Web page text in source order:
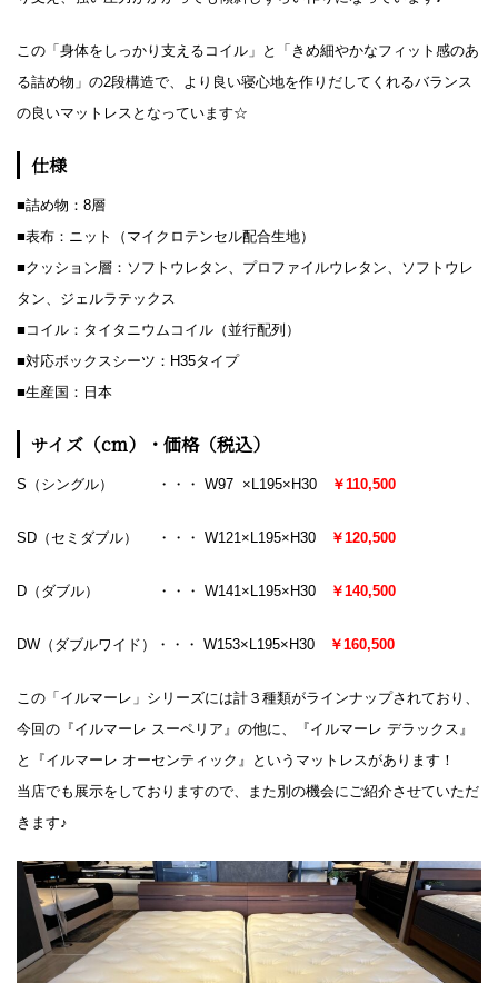
この「身体をしっかり支えるコイル」と「きめ細やかなフィット感のあ
る詰め物」の2段構造で、より良い寝心地を作りだしてくれるバランス
の良いマットレスとなっています☆
仕様
■詰め物：8層
■表布：ニット（マイクロテンセル配合生地）
■クッション層：ソフトウレタン、プロファイルウレタン、ソフトウレ
タン、ジェルラテックス
■コイル：タイタニウムコイル（並行配列）
■対応ボックスシーツ：H35タイプ
■生産国：日本
サイズ（cm）・価格（税込）
S（シングル） ・・・ W97 ×L195×H30 ￥110,500
SD（セミダブル） ・・・ W121×L195×H30 ￥120,500
D（ダブル） ・・・ W141×L195×H30 ￥140,500
DW（ダブルワイド）・・・ W153×L195×H30 ￥160,500
この「イルマーレ」シリーズには計３種類がラインナップされており、
今回の『イルマーレ スーペリア』の他に、『イルマーレ デラックス』
と『イルマーレ オーセンティック』というマットレスがあります！
当店でも展示をしておりますので、また別の機会にご紹介させていただ
きます♪